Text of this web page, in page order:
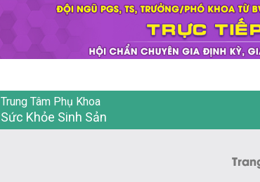
Trung Tâm Phụ Khoa
Sức Khỏe Sinh Sản